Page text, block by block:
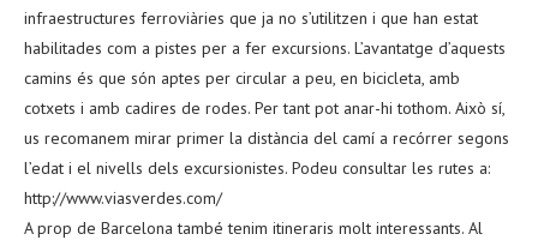
infraestructures ferroviàries que ja no s’utilitzen i que han estat
habilitades com a pistes per a fer excursions. L’avantatge d’aquests
camins és que són aptes per circular a peu, en bicicleta, amb
cotxets i amb cadires de rodes. Per tant pot anar-hi tothom. Això sí,
us recomanem mirar primer la distància del camí a recórrer segons
l’edat i el nivells dels excursionistes. Podeu consultar les rutes a:
http://www.viasverdes.com/
A prop de Barcelona també tenim itineraris molt interessants. Al